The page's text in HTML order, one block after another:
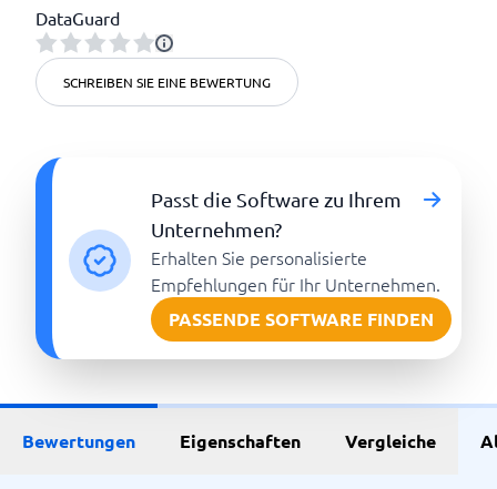
DataGuard
SCHREIBEN SIE EINE BEWERTUNG
Passt die Software zu Ihrem
Unternehmen?
Erhalten Sie personalisierte
Empfehlungen für Ihr Unternehmen.
PASSENDE SOFTWARE FINDEN
Bewertungen Eigenschaften Vergleiche